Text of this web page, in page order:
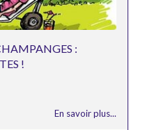
:
!
En savoir plus...